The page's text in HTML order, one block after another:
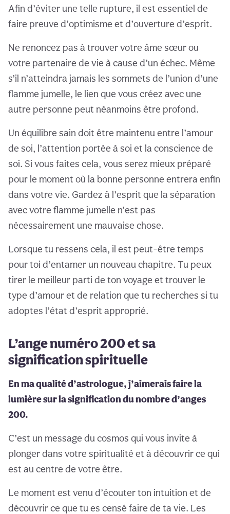
Afin d’éviter une telle rupture, il est essentiel de
faire preuve d’optimisme et d’ouverture d’esprit.
Ne renoncez pas à trouver votre âme sœur ou
votre partenaire de vie à cause d’un échec. Même
s’il n’atteindra jamais les sommets de l’union d’une
flamme jumelle, le lien que vous créez avec une
autre personne peut néanmoins être profond.
Un équilibre sain doit être maintenu entre l’amour
de soi, l’attention portée à soi et la conscience de
soi. Si vous faites cela, vous serez mieux préparé
pour le moment où la bonne personne entrera enfin
dans votre vie. Gardez à l’esprit que la séparation
avec votre flamme jumelle n’est pas
nécessairement une mauvaise chose.
Lorsque tu ressens cela, il est peut-être temps
pour toi d’entamer un nouveau chapitre. Tu peux
tirer le meilleur parti de ton voyage et trouver le
type d’amour et de relation que tu recherches si tu
adoptes l’état d’esprit approprié.
L’ange numéro 200 et sa
signification spirituelle
En ma qualité d’astrologue, j’aimerais faire la
lumière sur la signification du nombre d’anges
200.
C’est un message du cosmos qui vous invite à
plonger dans votre spiritualité et à découvrir ce qui
est au centre de votre être.
Le moment est venu d’écouter ton intuition et de
découvrir ce que tu es censé faire de ta vie. Les